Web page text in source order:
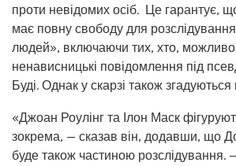
проти невідомих осіб. Це гарантує,
має повну свободу для
людей», включаючи тих, хто,
ненависницькі повідомлення під
Буді. Однак у скарзі також
«Джоан Роулінг та Ілон Маск
зокрема, — сказав він, додавши, що
буде також частиною розслідування.